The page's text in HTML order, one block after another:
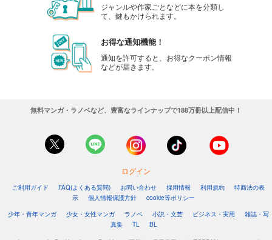
ジャンルや作家ごとなどに本を分類し
て、鍵もかけられます。
お得な通知機能！
通知を許可すると、お得なクーポン情報
などが届きます。
無料マンガ・ラノベなど、豊富なラインナップで188万冊以上配信中！
ログイン
ご利用ガイド FAQ(よくある質問) お問い合わせ 採用情報 利用規約
特商法の表
示
個人情報保護方針
cookie等ポリシー
少年・青年マンガ
少女・女性マンガ ラノベ 小説・文芸 ビジネス・実用
雑誌・写
真集
TL BL